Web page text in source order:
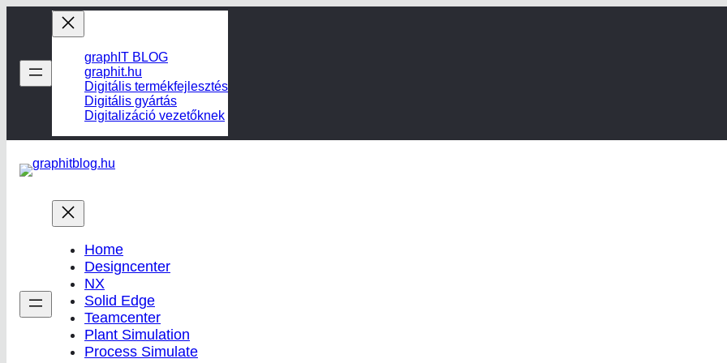
tartalomhoz
graphIT BLOG
graphit.hu
Digitális termékfejlesztés
Digitális gyártás
Digitalizáció vezetőknek
Home
Designcenter
NX
Solid Edge
Teamcenter
Plant Simulation
Process Simulate